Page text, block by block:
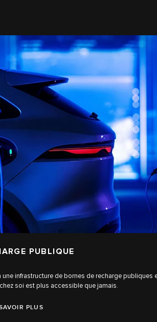
PUBLIQUE
une infrastructure de bornes de recharge
soi est plus accessible que jamais.
PLUS